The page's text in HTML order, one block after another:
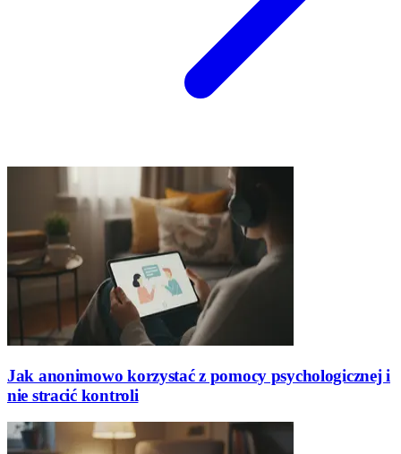
Jak anonimowo korzystać z pomocy psychologicznej i
nie stracić kontroli